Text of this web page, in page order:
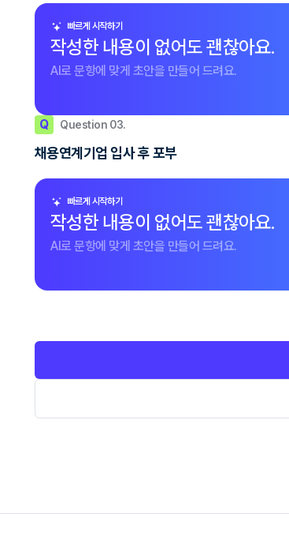
빠르게 시작하기
작성한 내용이 없어도 괜찮아요.
AI로 문항에 맞게 초안을 만들어 드려요.
Q Question 03.
채용연계기업 입사 후 포부
빠르게 시작하기
작성한 내용이 없어도 괜찮아요.
AI로 문항에 맞게 초안을 만들어 드려요.